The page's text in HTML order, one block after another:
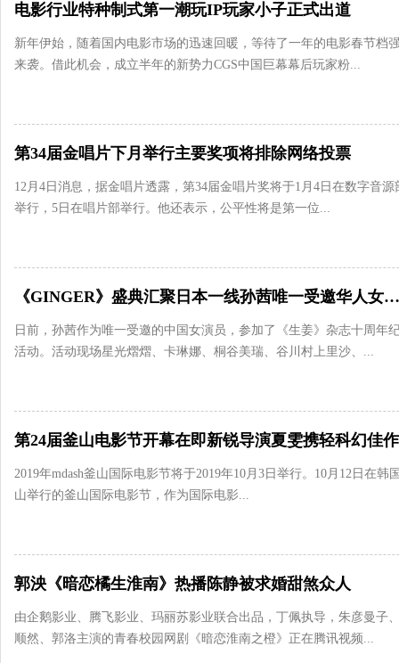
电影行业特种制式第一潮玩IP玩家小子正式出道
新年伊始，随着国内电影市场的迅速回暖，等待了一年的电影春节档
来袭。借此机会，成立半年的新势力CGS中国巨幕幕后玩家粉...
第34届金唱片下月举行主要奖项将排除网络投票
12月4日消息，据金唱片透露，第34届金唱片奖将于1月4日在数字音源
举行，5日在唱片部举行。他还表示，公平性将是第一位...
《GINGER》盛典汇聚日本一线孙茜唯一受邀华人女星闪耀异国
日前，孙茜作为唯一受邀的中国女演员，参加了《生姜》杂志十周年
活动。活动现场星光熠熠、卡琳娜、桐谷美瑞、谷川村上里沙、...
2019年mdash釜山国际电影节将于2019年10月3日举行。10月12日在韩
山举行的釜山国际电影节，作为国际电影...
郭泱《暗恋橘生淮南》热播陈静被求婚甜煞众人
由企鹅影业、腾飞影业、玛丽苏影业联合出品，丁佩执导，朱彦曼子
顺然、郭洛主演的青春校园网剧《暗恋淮南之橙》正在腾讯视频...